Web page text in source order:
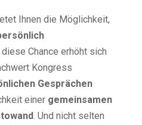
Ihnen die Möglichkeit,
diese Chance erhöht sich
Kongress
Gesprächen
einer gemeinsamen
. Und nicht selten